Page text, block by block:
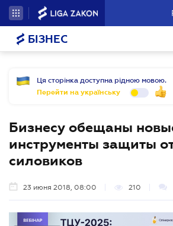
БІЗНЕС
Ця сторінка доступна рідною мовою.
Перейти на українську
Бизнесу обещаны
инструменты защиты
силовиков
23 июня 2018, 08:00 210